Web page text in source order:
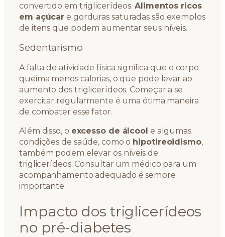
convertido em triglicerídeos. Alimentos ricos
em açúcar e gorduras saturadas são exemplos
de itens que podem aumentar seus níveis.
Sedentarismo
A falta de atividade física significa que o corpo
queima menos calorias, o que pode levar ao
aumento dos triglicerídeos. Começar a se
exercitar regularmente é uma ótima maneira
de combater esse fator.
Além disso, o excesso de álcool e algumas
condições de saúde, como o hipotireoidismo,
também podem elevar os níveis de
triglicerídeos. Consultar um médico para um
acompanhamento adequado é sempre
importante.
Impacto dos triglicerídeos
no pré-diabetes